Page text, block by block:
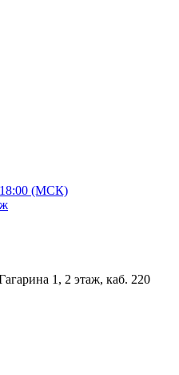
(МСК)
1, 2 этаж, каб. 220